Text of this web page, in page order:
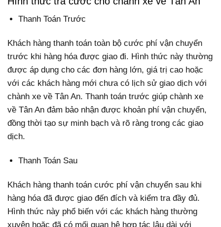
Thanh Toán Trước
Khách hàng thanh toán toàn bộ cước phí vận chuyển
trước khi hàng hóa được giao đi. Hình thức này thường
được áp dụng cho các đơn hàng lớn, giá trị cao hoặc
với các khách hàng mới chưa có lịch sử giao dịch với
chành xe về Tân An. Thanh toán trước giúp chành xe
về Tân An đảm bảo nhận được khoản phí vận chuyển,
đồng thời tạo sự minh bạch và rõ ràng trong các giao
dịch.
Thanh Toán Sau
Khách hàng thanh toán cước phí vận chuyển sau khi
hàng hóa đã được giao đến đích và kiểm tra đầy đủ.
Hình thức này phổ biến với các khách hàng thường
xuyên hoặc đã có mối quan hệ hợp tác lâu dài với